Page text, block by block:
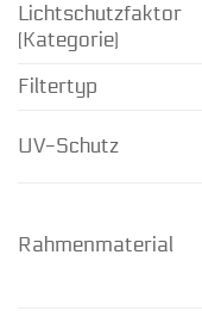
Lichtschutzfaktor
(Kategorie)
Filtertyp
UV-Schutz
Rahmenmaterial